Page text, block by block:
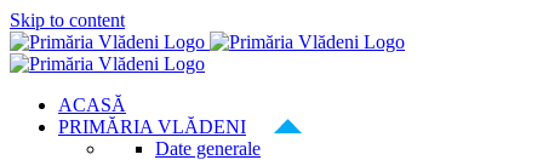
Skip to content
ACASĂ
PRIMĂRIA VLĂDENI
Date generale